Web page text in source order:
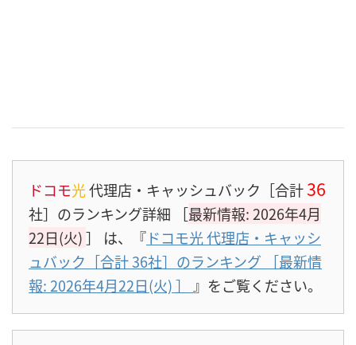
ドコモ光代理店・キャッシュバック［合計36
社］のランキング詳細 ［最新情報: 2026年4月
22日(火)］ は、『ドコモ光 代理店・キャッシ
ュバック［合計 36社］のランキング ［最新情
報: 2026年4月22日(火)］ 』をご覧ください。